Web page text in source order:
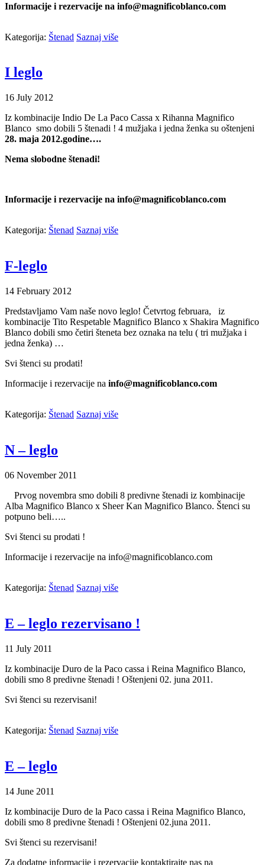
Informacije i rezervacije na info@magnificoblanco.com
Kategorija: Štenad Saznaj više
I leglo
16 July 2012
Iz kombinacije Indio De La Paco Cassa x Rihanna Magnifico
Blanco smo dobili 5 štenadi ! 4 mužjaka i jedna ženka su oštenjeni
28. maja 2012.godine….
Nema slobodne štenadi!
Informacije i rezervacije na info@magnificoblanco.com
Kategorija: Štenad Saznaj više
F-leglo
14 February 2012
Predstavljamo Vam naše novo leglo! Četvrtog februara, iz
kombinacije Tito Respetable Magnifico Blanco x Shakira Magnifico
Blanco dobili smo četiri šteneta bez oznaka na telu ( tri mužjaka i
jedna ženka) …
Svi štenci su prodati!
Informacije i rezervacije na info@magnificoblanco.com
Kategorija: Štenad Saznaj više
N – leglo
06 November 2011
Prvog novembra smo dobili 8 predivne štenadi iz kombinacije
Alba Magnifico Blanco x Sheer Kan Magnifico Blanco. Štenci su
potpuno beli…..
Svi štenci su prodati !
Informacije i rezervacije na info@magnificoblanco.com
Kategorija: Štenad Saznaj više
E – leglo rezervisano !
11 July 2011
Iz kombinacije Duro de la Paco cassa i Reina Magnifico Blanco,
dobili smo 8 predivne štenadi ! Oštenjeni 02. juna 2011.
Svi štenci su rezervisani!
Kategorija: Štenad Saznaj više
E – leglo
14 June 2011
Iz kombinacije Duro de la Paco cassa i Reina Magnifico Blanco,
dobili smo 8 predivne štenadi ! Oštenjeni 02.juna 2011.
Svi štenci su rezervisani!
Za dodatne informacije i rezervacije kontaktirajte nas na